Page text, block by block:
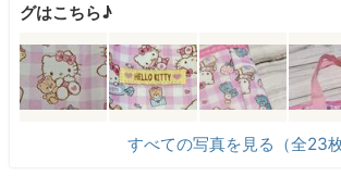
グはこちら♪
すべての写真を見る（全23枚